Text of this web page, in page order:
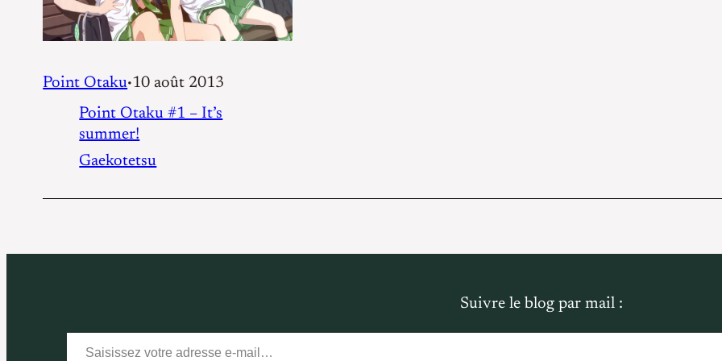
Point Otaku• 10 août 2013
Point Otaku #1 – It’s
summer!
Gaekotetsu
Suivre le blog par mail :
Saisissez votre adresse e-mail…